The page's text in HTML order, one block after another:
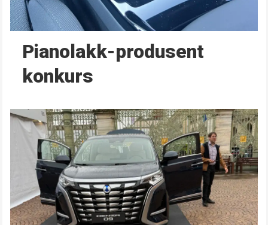
Pianolakk-produsent
konkurs